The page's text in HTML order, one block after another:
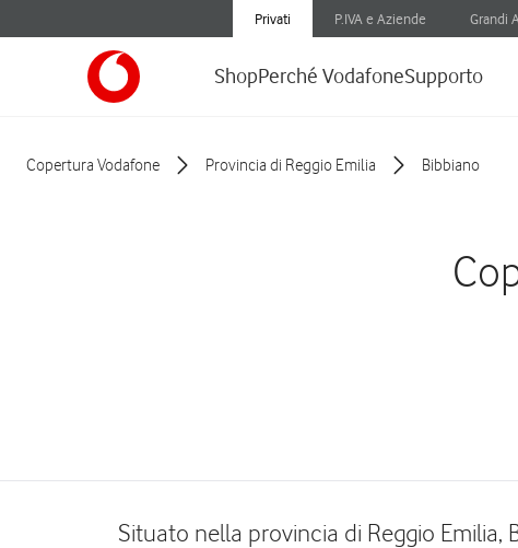
Privati P.IVA e Aziende Grandi
ShopPerché VodafoneSupporto
Copertura Vodafone Provincia di Reggio Emilia Bibbiano
Situato nella provincia di Reggio